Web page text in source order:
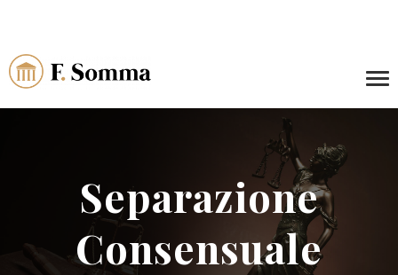
Separazione
Consensuale